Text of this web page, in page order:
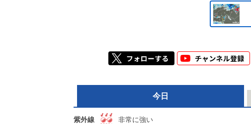
今日
紫外線 非常に強い